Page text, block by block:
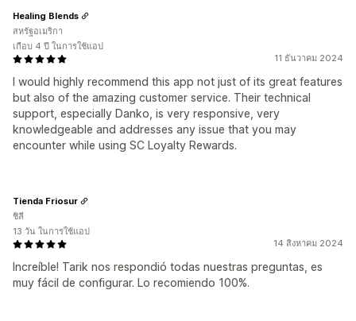
11 ธันวาคม 2024
I would highly recommend this app not just of its great features
but also of the amazing customer service. Their technical
support, especially Danko, is very responsive, very
knowledgeable and addresses any issue that you may
encounter while using SC Loyalty Rewards.
Healing Blends
สหรัฐอเมริกา
เกือบ 4 ปี ในการใช้แอป
14 สิงหาคม 2024
Increíble! Tarik nos respondió todas nuestras preguntas, es
muy fácil de configurar. Lo recomiendo 100%.
Tienda Friosur
ชิลี
13 วัน ในการใช้แอป